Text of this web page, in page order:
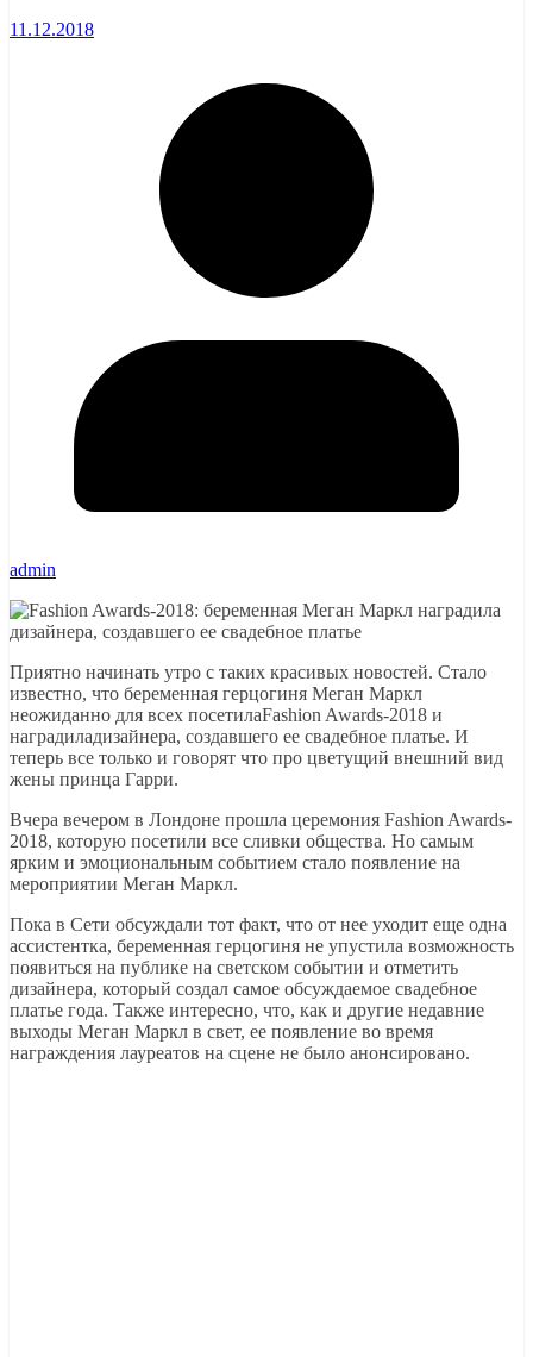
11.12.2018
admin
Приятно начинать утро с таких красивых новостей. Стало
известно, что беременная герцогиня Меган Маркл
неожиданно для всех посетилаFashion Awards-2018 и
наградиладизайнера, создавшего ее свадебное платье. И
теперь все только и говорят что про цветущий внешний вид
жены принца Гарри.
Вчера вечером в Лондоне прошла церемония Fashion Awards-
2018, которую посетили все сливки общества. Но самым
ярким и эмоциональным событием стало появление на
мероприятии Меган Маркл.
Пока в Сети обсуждали тот факт, что от нее уходит еще одна
ассистентка, беременная герцогиня не упустила возможность
появиться на публике на светском событии и отметить
дизайнера, который создал самое обсуждаемое свадебное
платье года. Также интересно, что, как и другие недавние
выходы Меган Маркл в свет, ее появление во время
награждения лауреатов на сцене не было анонсировано.